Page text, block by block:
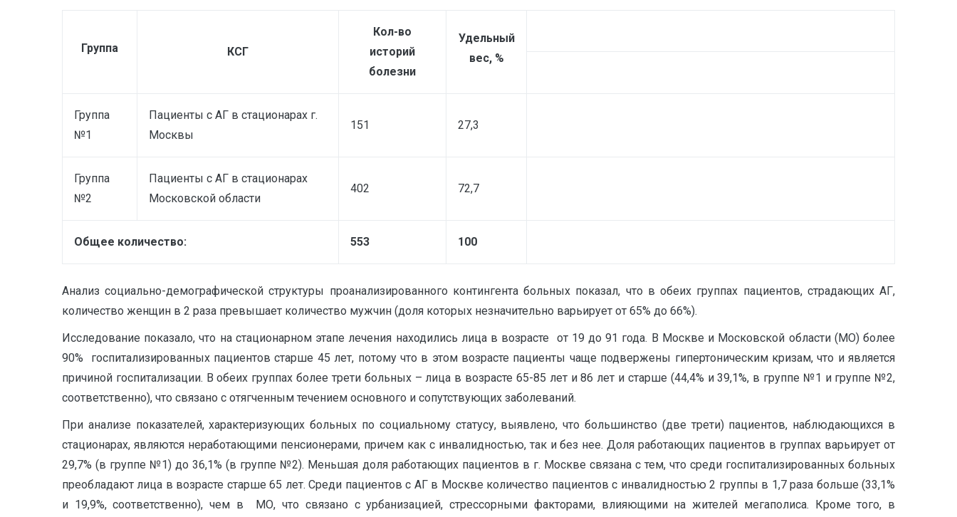
Группа КСГ
Кол-во
историй
болезни
Удельный
вес, %
Группа
№1
Пациенты с АГ в стационарах г.
Москвы
151 27,3
Группа
№2
Пациенты с АГ в стационарах
Московской области
402 72,7
Общее количество: 553 100
Анализ социально-демографической структуры проанализированного контингента больных показал, что в обеих группах пациентов, страдающих АГ,
количество женщин в 2 раза превышает количество мужчин (доля которых незначительно варьирует от 65% до 66%).
Исследование показало, что на стационарном этапе лечения находились лица в возрасте от 19 до 91 года. В Москве и Московской области (МО) более
90% госпитализированных пациентов старше 45 лет, потому что в этом возрасте пациенты чаще подвержены гипертоническим кризам, что и является
причиной госпитализации. В обеих группах более трети больных – лица в возрасте 65-85 лет и 86 лет и старше (44,4% и 39,1%, в группе №1 и группе №2,
соответственно), что связано с отягченным течением основного и сопутствующих заболеваний.
При анализе показателей, характеризующих больных по социальному статусу, выявлено, что большинство (две трети) пациентов, наблюдающихся в
стационарах, являются неработающими пенсионерами, причем как с инвалидностью, так и без нее. Доля работающих пациентов в группах варьирует от
29,7% (в группе №1) до 36,1% (в группе №2). Меньшая доля работающих пациентов в г. Москве связана с тем, что среди госпитализированных больных
преобладают лица в возрасте старше 65 лет. Среди пациентов с АГ в Москве количество пациентов с инвалидностью 2 группы в 1,7 раза больше (33,1%
и 19,9%, соответственно), чем в МО, что связано с урбанизацией, стрессорными факторами, влияющими на жителей мегаполиса. Кроме того, в